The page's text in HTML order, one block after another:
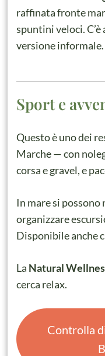
raffinata fronte
spuntini veloci. C’è
versione informale.
Sport e
Questo è uno dei
Marche — con
corsa e gravel, e
In mare si
organizzare
Disponibile anche
La Natural
cerca relax.
Controlla